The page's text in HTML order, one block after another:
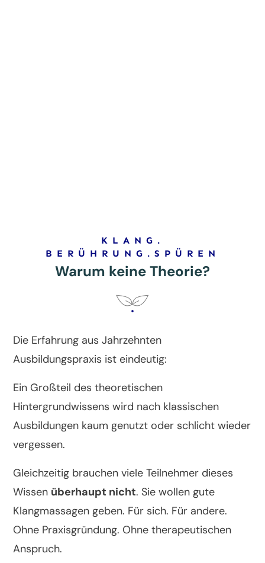
KLANG.
BERÜHRUNG.SPÜREN
Warum keine Theorie?
Die Erfahrung aus Jahrzehnten
Ausbildungspraxis ist eindeutig:
Ein Großteil des theoretischen
Hintergrundwissens wird nach klassischen
Ausbildungen kaum genutzt oder schlicht wieder
vergessen.
Gleichzeitig brauchen viele Teilnehmer dieses
Wissen überhaupt nicht. Sie wollen gute
Klangmassagen geben. Für sich. Für andere.
Ohne Praxisgründung. Ohne therapeutischen
Anspruch.